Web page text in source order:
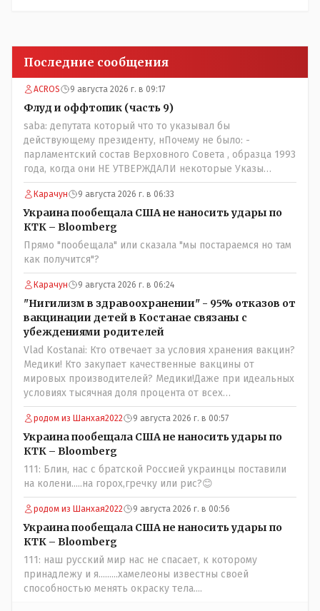
Последние сообщения
ACROS 9 августа 2026 г. в 09:17
Флуд и оффтопик (часть 9)
saba: депутата который что то указывал бы
действующему президенту, нПочему не было: -
парламентский состав Верховного Совета , образца 1993
года, когда они НЕ УТВЕРЖДАЛИ некоторые Указы
Назарбаева, особенно в части выборов и перевыборов и
некоторых вопросах внутренней политики, и тогда
Назарбай волевым Указом РАСПУСТИЛ этот бунтарский
состав. Имя - Серикболсын Абдильдин вам знакомо -
юывший секретарь ЦК КП Казахстана , впоследствии -
депутат Верховного Совета и Мажлиса и Председатель
партии коммунстов- он в то время и после и причём
НЕОДНОКРАТНО, указывал и многократно на недостатки
Назарбая и предлагал ему самому ДОБРОВОЛЬНО уйти с
поста Президента.
Карачун 9 августа 2026 г. в 06:33
Украина пообещала США не наносить удары по
КТК – Bloomberg
Прямо "пообещала" или сказала "мы постараемся но там
как получится"?
Карачун 9 августа 2026 г. в 06:24
"Нигилизм в здравоохранении" - 95% отказов от
вакцинации детей в Костанае связаны с
убеждениями родителей
Vlad Kostanai: Кто отвечает за условия хранения вакцин?
Медики! Кто закупает качественные вакцины от
мировых производителей? Медики!Даже при идеальных
условиях тысячная доля процента от всех
вакцинированных может иметь плохие последствия от
прививки. Бумага нужна как защита от дол.....бов не
дружащих с школьными курсами предметов, в
частности биологии и математики. Vlad Kostanai: Поэтому
люди и отказываются и я в том числе своих не
прививал.Лично я вам и тем другим людям благодарен.
Добровольные действия направленные на сокращение
частотности появления в популяции соответствующих
комбинаций генов заслуживают благодарности. Мы и
без того основательно загубили нормальный
естественный отбор.
родом из Шанхая2022 9 августа 2026 г. в 00:57
Украина пообещала США не наносить удары по
КТК – Bloomberg
111: Блин, нас с братской Россией украинцы поставили
на колени.....на горох,гречку или рис?😊
родом из Шанхая2022 9 августа 2026 г. в 00:56
Украина пообещала США не наносить удары по
КТК – Bloomberg
111: наш русский мир нас не спасает, к которому
принадлежу и я.........хамелеоны известны своей
способностью менять окраску тела....